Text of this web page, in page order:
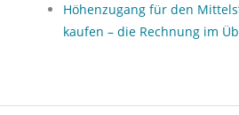
Höhenzugang für den
kaufen – die Rechnung im